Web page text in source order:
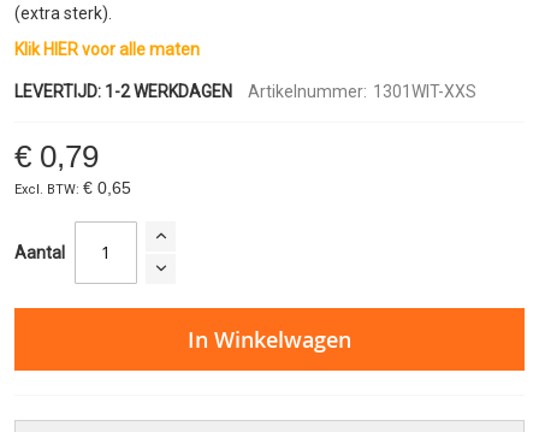
(extra sterk).
Klik HIER voor alle maten
LEVERTIJD: 1-2 WERKDAGEN Artikelnummer: 1301WIT-XXS
€ 0,79
€ 0,65
Aantal
In Winkelwagen